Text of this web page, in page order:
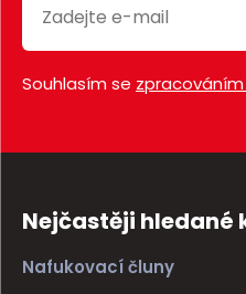
Souhlasím se
Nejčastěji hledané
Nafukovací čluny